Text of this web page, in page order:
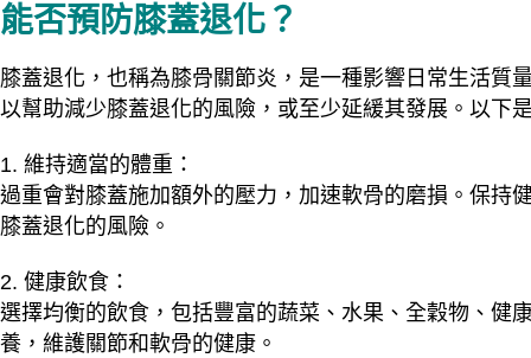
能否預防膝蓋退化？
膝蓋退化，也稱為膝骨關節炎，是一種影響日常生活質
以幫助減少膝蓋退化的風險，或至少延緩其發展。以下
1. 維持適當的體重：
過重會對膝蓋施加額外的壓力，加速軟骨的磨損。保持
膝蓋退化的風險。
2. 健康飲食：
選擇均衡的飲食，包括豐富的蔬菜、水果、全穀物、健
養，維護關節和軟骨的健康。